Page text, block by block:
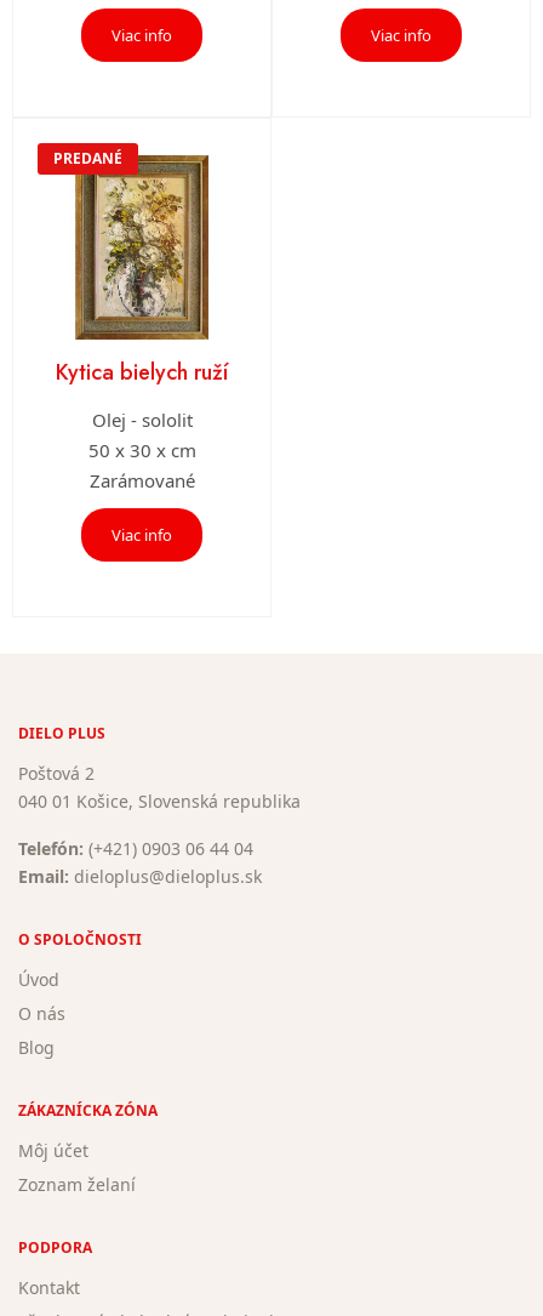
Viac info Viac info
PREDANÉ
Kytica bielych ruží
Olej - sololit
50 x 30 x cm
Zarámované
Viac info
DIELO PLUS
Poštová 2
040 01 Košice, Slovenská republika
Telefón: (+421) 0903 06 44 04
Email: dieloplus@dieloplus.sk
O SPOLOČNOSTI
Úvod
O nás
Blog
ZÁKAZNÍCKA ZÓNA
Môj účet
Zoznam želaní
PODPORA
Kontakt